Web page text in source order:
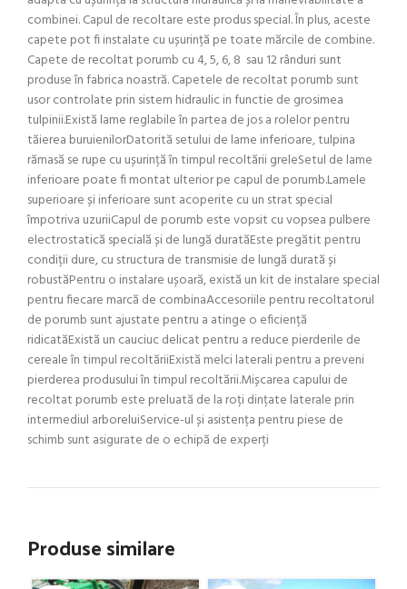
combinei. Capul de recoltare este produs special. În plus, aceste
capete pot fi instalate cu ușurință pe toate mărcile de combine.
Capete de recoltat porumb cu 4, 5, 6, 8 sau 12 rânduri sunt
produse în fabrica noastră. Capetele de recoltat porumb sunt
usor controlate prin sistem hidraulic in functie de grosimea
tulpinii.Există lame reglabile în partea de jos a rolelor pentru
tăierea buruienilorDatorită setului de lame inferioare, tulpina
rămasă se rupe cu ușurință în timpul recoltării greleSetul de lame
inferioare poate fi montat ulterior pe capul de porumb.Lamele
superioare și inferioare sunt acoperite cu un strat special
împotriva uzuriiCapul de porumb este vopsit cu vopsea pulbere
electrostatică specială și de lungă duratăEste pregătit pentru
condiții dure, cu structura de transmisie de lungă durată și
robustăPentru o instalare ușoară, există un kit de instalare special
pentru fiecare marcă de combinaAccesoriile pentru recoltatorul
de porumb sunt ajustate pentru a atinge o eficiență
ridicatăExistă un cauciuc delicat pentru a reduce pierderile de
cereale în timpul recoltăriiExistă melci laterali pentru a preveni
pierderea produsului în timpul recoltării.Mișcarea capului de
recoltat porumb este preluată de la roți dințate laterale prin
intermediul arboreluiService-ul și asistența pentru piese de
schimb sunt asigurate de o echipă de experți
Produse similare